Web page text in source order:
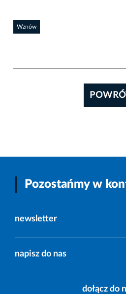
Wznów
Pozostańmy w
newsletter
napisz do nas
dołącz do